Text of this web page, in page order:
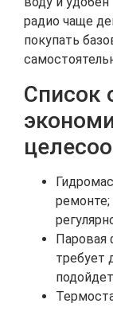
радио чаще
покупать
Список
Паровая
требует